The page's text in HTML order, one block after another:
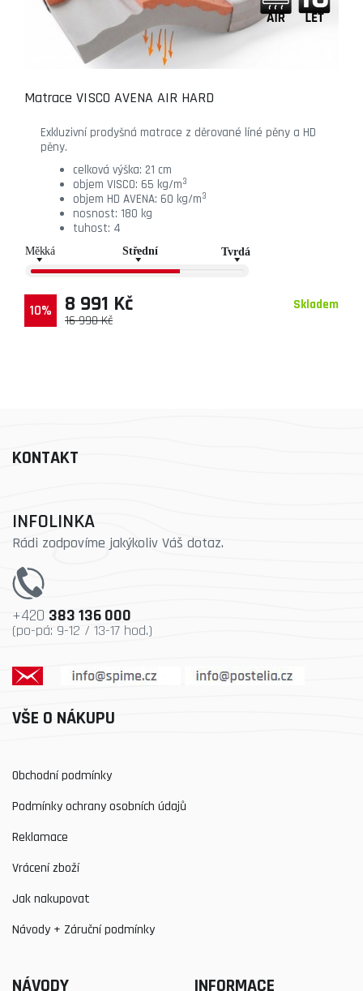
Matrace VISCO AVENA AIR HARD
Exkluzivní prodyšná matrace z děrované líné pěny a HD
pěny.
celková výška: 21 cm
objem VISCO: 65 kg/m3
objem HD AVENA: 60 kg/m3
nosnost: 180 kg
tuhost: 4
Skladem
10%
16 990 Kč
8 991 Kč
KONTAKT
INFOLINKA
Rádi zodpovíme jakýkoliv Váš dotaz.
+420 383 136 000
(po-pá: 9-12 / 13-17 hod.)
VŠE O NÁKUPU
Obchodní podmínky
Podmínky ochrany osobních údajů
Reklamace
Vrácení zboží
Jak nakupovat
Návody + Záruční podmínky
NÁVODY INFORMACE